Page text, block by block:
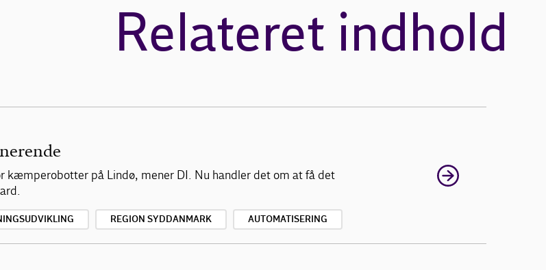
Relateret indhold
kæmperobotter på Lindø, mener DI. Nu handler det om at få det
REGION SYDDANMARK AUTOMATISERING